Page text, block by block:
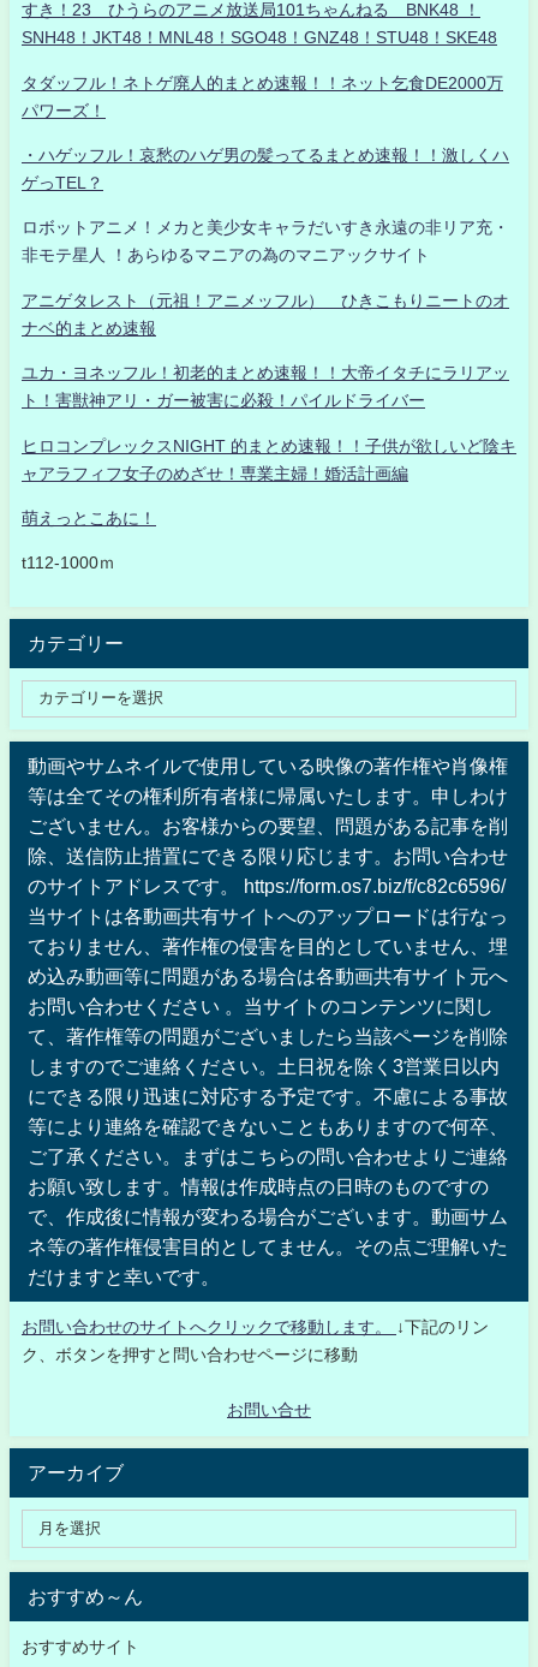
すき！23 ひうらのアニメ放送局101ちゃんねる BNK48 ！
SNH48！JKT48！MNL48！SGO48！GNZ48！STU48！SKE48
タダッフル！ネトゲ廃人的まとめ速報！！ネット乞食DE2000万
パワーズ！
・ハゲッフル！哀愁のハゲ男の髪ってるまとめ速報！！激しくハ
ゲっTEL？
ロボットアニメ！メカと美少女キャラだいすき永遠の非リア充・
非モテ星人 ！あらゆるマニアの為のマニアックサイト
アニゲタレスト（元祖！アニメッフル） ひきこもりニートのオ
ナベ的まとめ速報
ユカ・ヨネッフル！初老的まとめ速報！！大帝イタチにラリアッ
ト！害獣神アリ・ガー被害に必殺！パイルドライバー
ヒロコンプレックスNIGHT 的まとめ速報！！子供が欲しいど陰キ
ャアラフィフ女子のめざせ！専業主婦！婚活計画編
萌えっとこあに！
t112-1000ｍ
カテゴリー
動画やサムネイルで使用している映像の著作権や肖像権
等は全てその権利所有者様に帰属いたします。申しわけ
ございません。お客様からの要望、問題がある記事を削
除、送信防止措置にできる限り応じます。お問い合わせ
のサイトアドレスです。 https://form.os7.biz/f/c82c6596/
当サイトは各動画共有サイトへのアップロードは行なっ
ておりません、著作権の侵害を目的としていません、埋
め込み動画等に問題がある場合は各動画共有サイト元へ
お問い合わせください 。当サイトのコンテンツに関し
て、著作権等の問題がございましたら当該ページを削除
しますのでご連絡ください。土日祝を除く3営業日以内
にできる限り迅速に対応する予定です。不慮による事故
等により連絡を確認できないこともありますので何卒、
ご了承ください。まずはこちらの問い合わせよりご連絡
お願い致します。情報は作成時点の日時のものですの
で、作成後に情報が変わる場合がございます。動画サム
ネ等の著作権侵害目的としてません。その点ご理解いた
だけますと幸いです。
お問い合わせのサイトへクリックで移動します。
↓下記のリン
ク、ボタンを押すと問い合わせページに移動
お問い合せ
アーカイブ
おすすめ～ん
おすすめサイト